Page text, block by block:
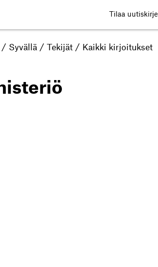
Tilaa uutiskirje
/ Syvällä / Tekijät / Kaikki kirjoitukset